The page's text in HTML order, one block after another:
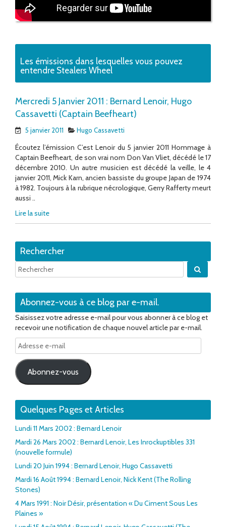
Les émissions dans lesquelles vous pouvez
entendre Stealers Wheel
Mercredi 5 Janvier 2011 : Bernard Lenoir, Hugo
Cassavetti (Captain Beefheart)
5 janvier 2011 Hugo Cassavetti
Écoutez l’émission C’est Lenoir du 5 janvier 2011 Hommage à
Captain Beefheart, de son vrai nom Don Van Vliet, décédé le 17
décembre 2010. Un autre musicien est décédé la veille, le 4
janvier 2011, Mick Karn, ancien bassiste du groupe Japan de 1974
à 1982. Toujours à la rubrique nécrologique, Gerry Rafferty meurt
aussi ..
Lire la suite
Rechercher
Abonnez-vous à ce blog par e-mail.
Saisissez votre adresse e-mail pour vous abonner à ce blog et
recevoir une notification de chaque nouvel article par e-mail.
Adresse
e-
mail
Abonnez-vous
Quelques Pages et Articles
Lundi 11 Mars 2002 : Bernard Lenoir
Mardi 26 Mars 2002 : Bernard Lenoir, Les Inrockuptibles 331
(nouvelle formule)
Lundi 20 Juin 1994 : Bernard Lenoir, Hugo Cassavetti
Mardi 16 Août 1994 : Bernard Lenoir, Nick Kent (The Rolling
Stones)
4 Mars 1991 : Noir Désir, présentation « Du Ciment Sous Les
Plaines »